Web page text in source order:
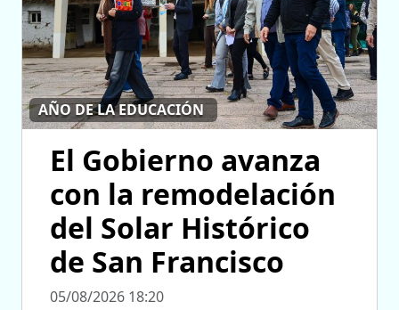
AÑO DE LA EDUCACIÓN
El Gobierno avanza
con la remodelación
del Solar Histórico
de San Francisco
05/08/2026 18:20